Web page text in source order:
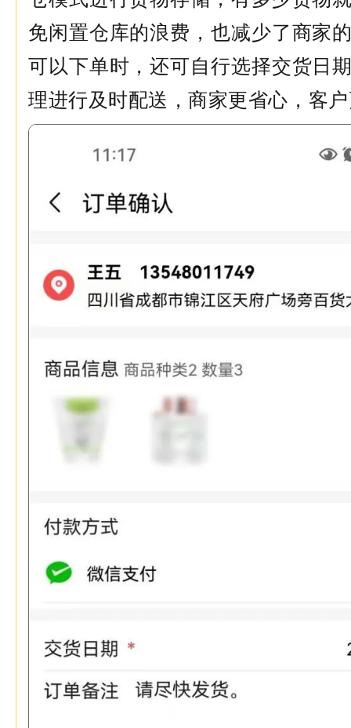
免闲置仓库的浪费，也减少了商家
可以下单时，还可自行选择交货日
理进行及时配送，商家更省心，客